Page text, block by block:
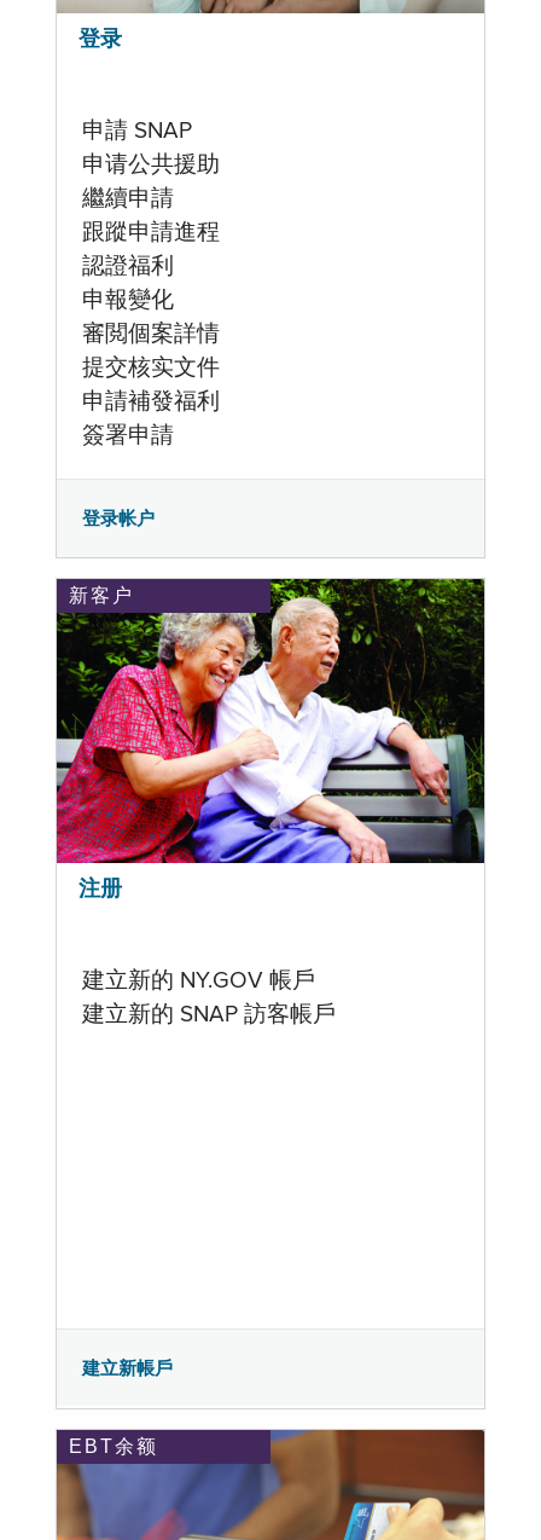
登录
申請 SNAP
申请公共援助
繼續申請
跟蹤申請進程
認證福利
申報變化
審閲個案詳情
提交核实文件
申請補發福利
簽署申請
登录帐户
新客户
注册
建立新的 NY.GOV 帳戶
建立新的 SNAP 訪客帳戶
建立新帳戶
EBT余额